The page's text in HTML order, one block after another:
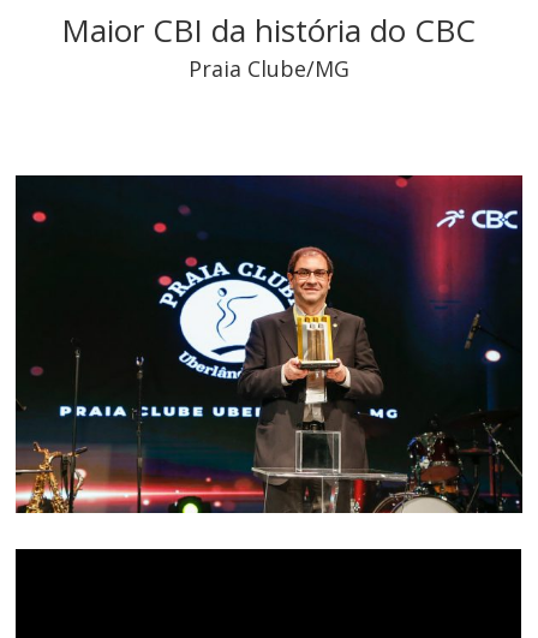
Maior CBI da história do CBC
Praia Clube/MG